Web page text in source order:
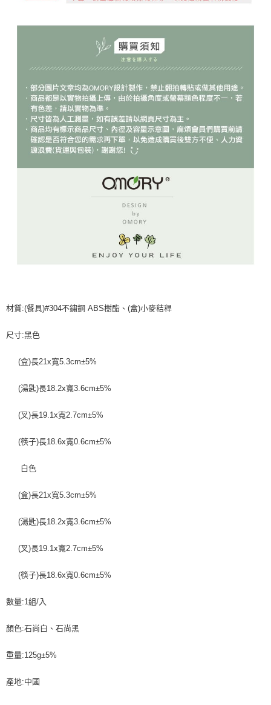
材質:(餐具)#304不鏽鋼 ABS樹酯、(盒)小麥秸稈
尺寸:黑色
(盒)長21x寬5.3cm±5%
(湯匙)長18.2x寬3.6cm±5%
(叉)長19.1x寬2.7cm±5%
(筷子)長18.6x寬0.6cm±5%
白色
(盒)長21x寬5.3cm±5%
(湯匙)長18.2x寬3.6cm±5%
(叉)長19.1x寬2.7cm±5%
(筷子)長18.6x寬0.6cm±5%
數量:1組/入
顏色:石尚白、石尚黑
重量:125g±5%
產地:中國